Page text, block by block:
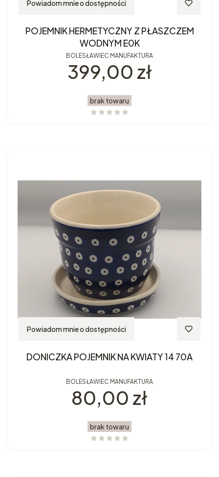
Powiadom mnie o dostępności
POJEMNIK HERMETYCZNY Z PŁASZCZEM
WODNYM E0K
BOLESŁAWIEC MANUFAKTURA
Cena
399,00 zł
brak towaru
Powiadom mnie o dostępności
DONICZKA POJEMNIK NA KWIATY 14 70A
BOLESŁAWIEC MANUFAKTURA
Cena
80,00 zł
brak towaru